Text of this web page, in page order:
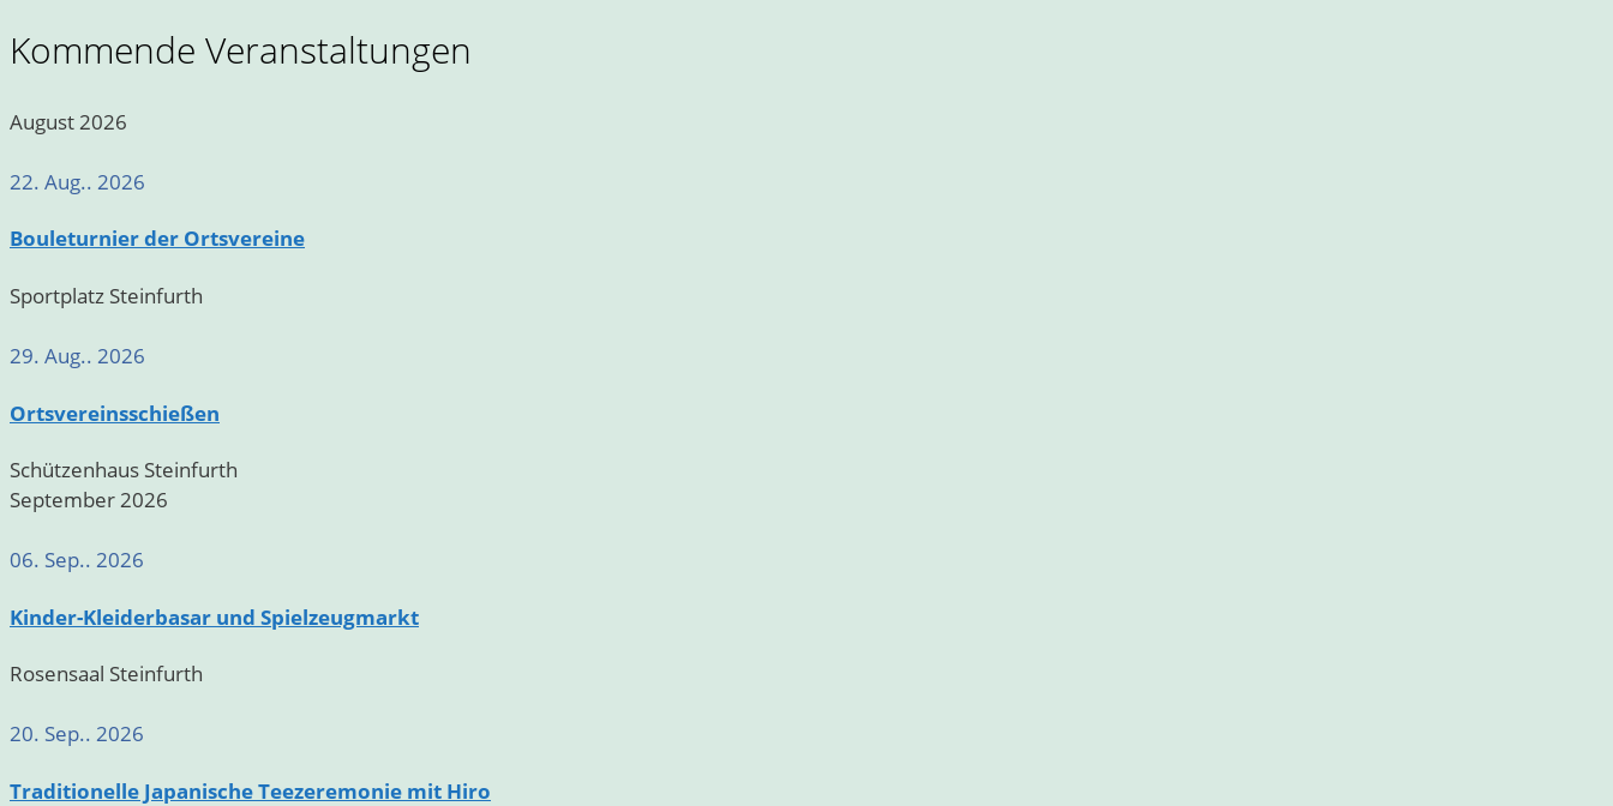
Kommende Veranstaltungen
August 2026
22. Aug.. 2026
Bouleturnier der Ortsvereine
Sportplatz Steinfurth
29. Aug.. 2026
Ortsvereinsschießen
Schützenhaus Steinfurth
September 2026
06. Sep.. 2026
Kinder-Kleiderbasar und Spielzeugmarkt
Rosensaal Steinfurth
20. Sep.. 2026
Traditionelle Japanische Teezeremonie mit Hiro